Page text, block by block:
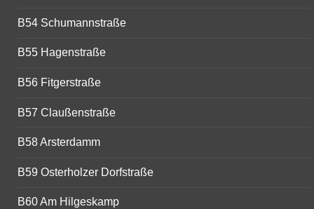
B54 Schumannstraße
B55 Hagenstraße
B56 Fitgerstraße
B57 Claußenstraße
B58 Arsterdamm
B59 Osterholzer Dorfstraße
B60 Am Hilgeskamp